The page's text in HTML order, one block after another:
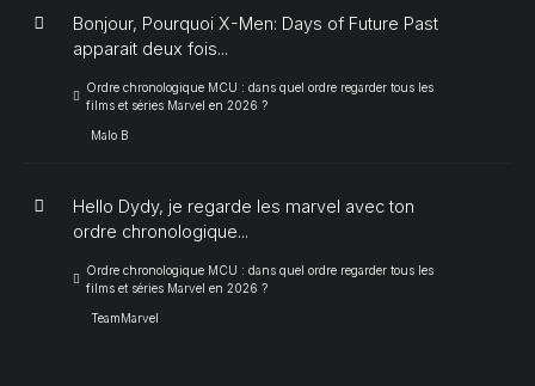
Bonjour, Pourquoi X-Men: Days of Future Past
apparait deux fois...
Ordre chronologique MCU : dans quel ordre regarder tous les
films et séries Marvel en 2026 ?
Malo B
Hello Dydy, je regarde les marvel avec ton
ordre chronologique...
Ordre chronologique MCU : dans quel ordre regarder tous les
films et séries Marvel en 2026 ?
TeamMarvel